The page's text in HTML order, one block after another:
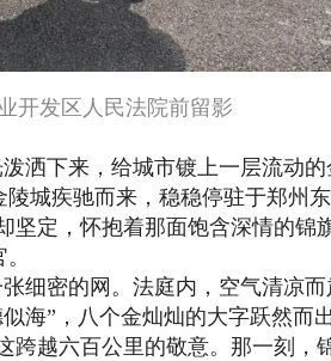
开发区人民法院前留影
洒下来，给城市镀上一层流动
城疾驰而来，稳稳停驻于郑州
坚定，怀抱着那面饱含深情的锦
细密的网。法庭内，空气清凉而
海”，八个金灿灿的大字跃然而
跨越六百公里的敬意。那一刻，